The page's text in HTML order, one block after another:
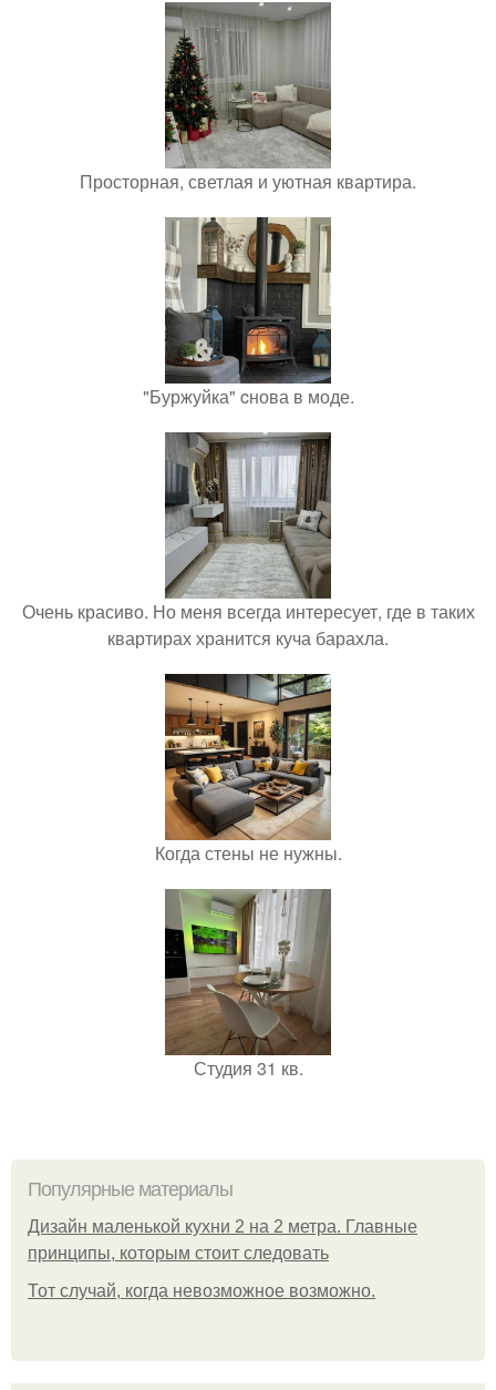
Просторная, светлая и уютная квартира.
"Буржуйка" cнова в моде.
Очень красиво. Но меня всегда интересует, где в таких
квартирах хранится куча барахла.
Когда стены не нужны.
Студия 31 кв.
Популярные материалы
Дизайн маленькой кухни 2 на 2 метра. Главные
принципы, которым стоит следовать
Тот случай, когда невозможное возможно.